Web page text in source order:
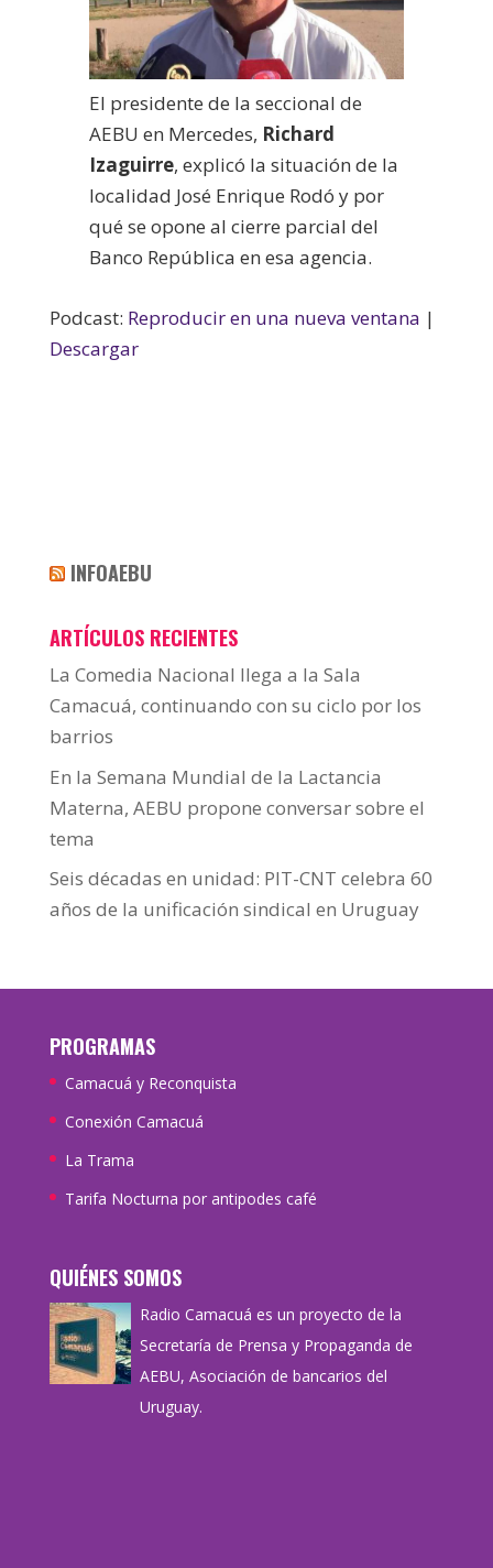
El presidente de la seccional de
AEBU en Mercedes, Richard
Izaguirre, explicó la situación de la
localidad José Enrique Rodó y por
qué se opone al cierre parcial del
Banco República en esa agencia.
Podcast: Reproducir en una nueva ventana |
Descargar
INFOAEBU
ARTÍCULOS RECIENTES
La Comedia Nacional llega a la Sala
Camacuá, continuando con su ciclo por los
barrios
En la Semana Mundial de la Lactancia
Materna, AEBU propone conversar sobre el
tema
Seis décadas en unidad: PIT-CNT celebra 60
años de la unificación sindical en Uruguay
PROGRAMAS
Camacuá y Reconquista
Conexión Camacuá
La Trama
Tarifa Nocturna por antipodes café
QUIÉNES SOMOS
Radio Camacuá es un proyecto de la
Secretaría de Prensa y Propaganda de
AEBU, Asociación de bancarios del
Uruguay.